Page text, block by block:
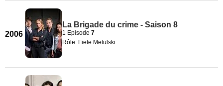
2006
La Brigade du crime - Saison 8
1 Episode 7
Rôle: Fiete Metulski